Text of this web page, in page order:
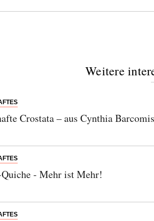
Weitere
Crostata – aus Cynthia
- Mehr ist Mehr!